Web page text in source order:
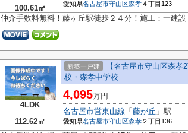
100.61㎡
愛知県名古屋市守山区森孝４丁目123
仲介手数料無料！藤ヶ丘駅徒歩２４分！施工：一建設
4LDK
112.62㎡
新築一戸建
【名古屋市守山区森
校・森孝中学校
4,095万円
名古屋市営東山線 「 藤が丘 」駅
愛知県名古屋市守山区森孝 ２丁目136